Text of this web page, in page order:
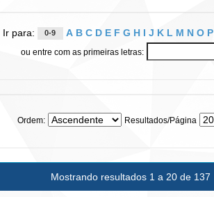
Ir para: 0-9 A B C D E F G H I J K L M N O P
ou entre com as primeiras letras:
Ordem: Resultados/Página
Mostrando resultados 1 a 20 de 137